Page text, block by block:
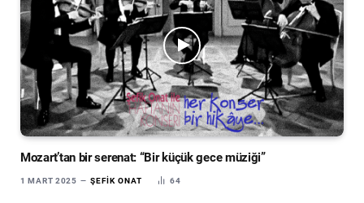
Mozart’tan bir serenat: “Bir küçük gece müziği”
1 MART 2025 ŞEFIK ONAT 64